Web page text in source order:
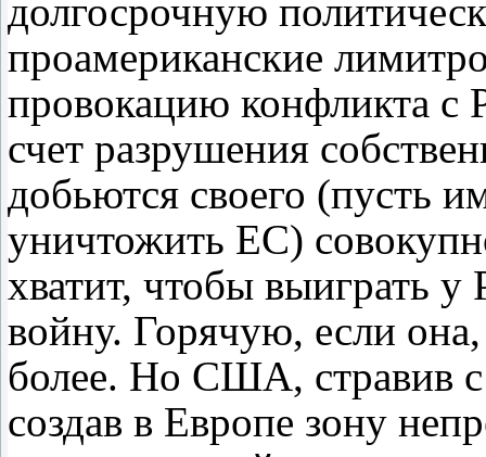
долгосрочную
проамериканские
провокацию конфликта с
счет разрушения
добьются своего (пусть
уничтожить ЕС)
хватит, чтобы выиграть
войну. Горячую, если
более. Но США, стравив
создав в Европе зону